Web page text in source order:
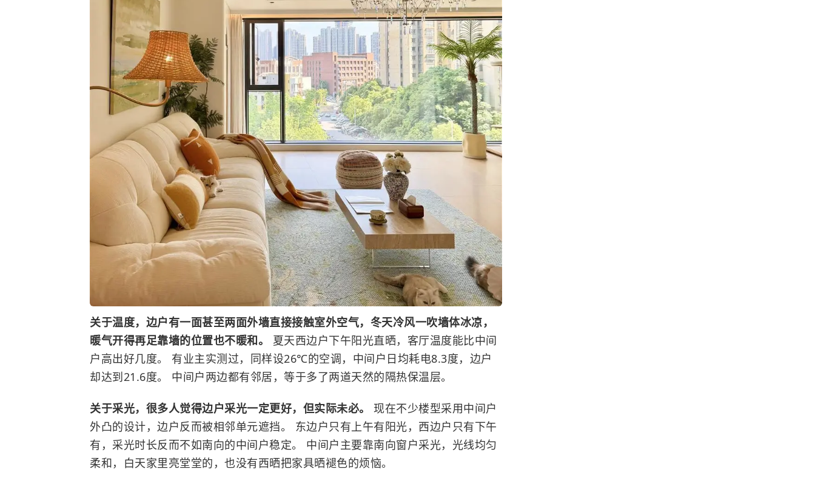
关于温度，边户有一面甚至两面外墙直接接触室外空气，冬天冷风一吹墙体冰凉，
暖气开得再足靠墙的位置也不暖和。 夏天西边户下午阳光直晒，客厅温度能比中间
户高出好几度。 有业主实测过，同样设26℃的空调，中间户日均耗电8.3度，边户
却达到21.6度。 中间户两边都有邻居，等于多了两道天然的隔热保温层。
关于采光，很多人觉得边户采光一定更好，但实际未必。 现在不少楼型采用中间户
外凸的设计，边户反而被相邻单元遮挡。 东边户只有上午有阳光，西边户只有下午
有，采光时长反而不如南向的中间户稳定。 中间户主要靠南向窗户采光，光线均匀
柔和，白天家里亮堂堂的，也没有西晒把家具晒褪色的烦恼。